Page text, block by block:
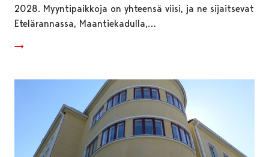
2028. Myyntipaikkoja on yhteensä viisi, ja ne sijaitsevat
Etelärannassa, Maantiekadulla,…